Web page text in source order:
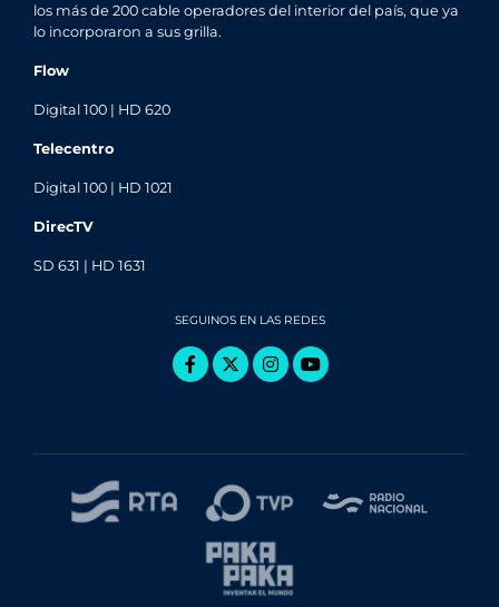
los más de 200 cable operadores del interior del país, que ya
lo incorporaron a sus grilla.
Flow
Digital 100 | HD 620
Telecentro
Digital 100 | HD 1021
DirecTV
SD 631 | HD 1631
SEGUINOS EN LAS REDES